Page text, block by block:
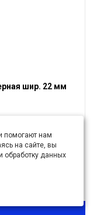
шир. 22 мм
помогают нам
на сайте, вы
обработку данных